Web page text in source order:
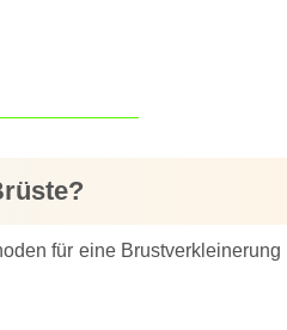
für eine Brustverkleinerung